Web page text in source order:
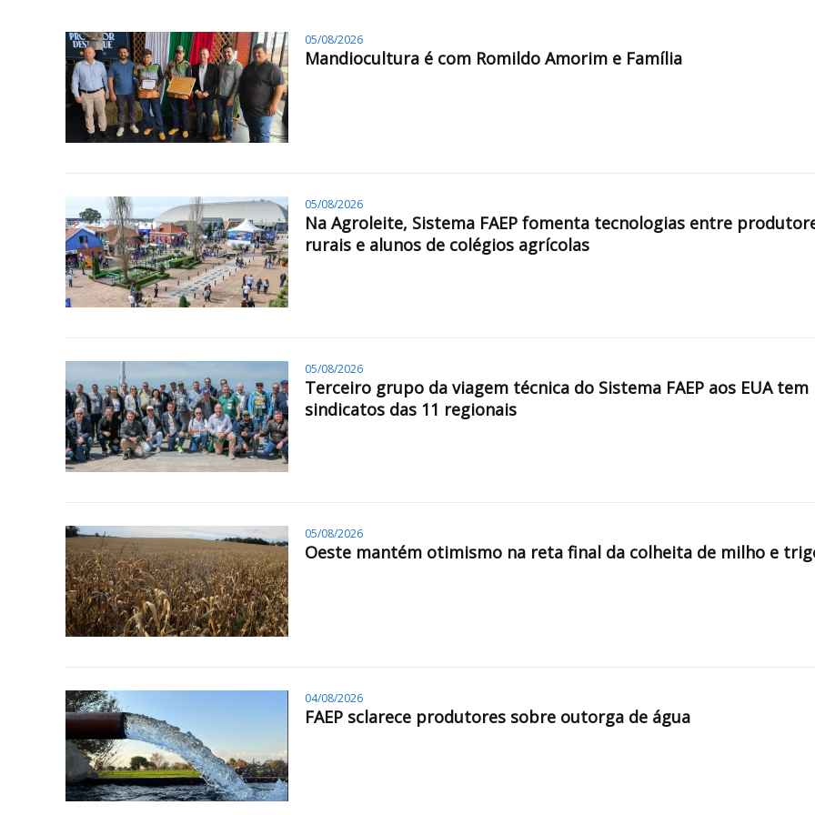
05/08/2026
Mandiocultura é com Romildo Amorim e Família
05/08/2026
Na Agroleite, Sistema FAEP fomenta tecnologias entre
rurais e alunos de colégios agrícolas
05/08/2026
Terceiro grupo da viagem técnica do Sistema FAEP aos EUA tem
sindicatos das 11 regionais
05/08/2026
Oeste mantém otimismo na reta final da colheita de milho e
04/08/2026
FAEP sclarece produtores sobre outorga de água